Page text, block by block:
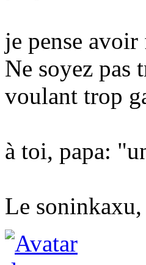
je pense
Ne soyez pas
voulant trop
à toi, papa:
Le